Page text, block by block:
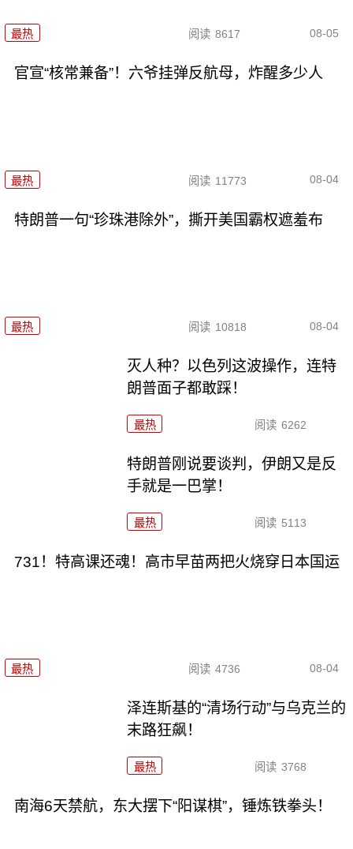
最热 阅读 8617 08-05
官宣“核常兼备”！六爷挂弹反航母，炸醒多少人
最热 阅读 11773 08-04
特朗普一句“珍珠港除外”，撕开美国霸权遮羞布
最热 阅读 10818 08-04
灭人种？以色列这波操作，连特
朗普面子都敢踩！
最热 阅读 6262
特朗普刚说要谈判，伊朗又是反
手就是一巴掌！
最热 阅读 5113
731！特高课还魂！高市早苗两把火烧穿日本国运
最热 阅读 4736 08-04
泽连斯基的“清场行动”与乌克兰的
末路狂飙！
最热 阅读 3768
南海6天禁航，东大摆下“阳谋棋”，锤炼铁拳头！